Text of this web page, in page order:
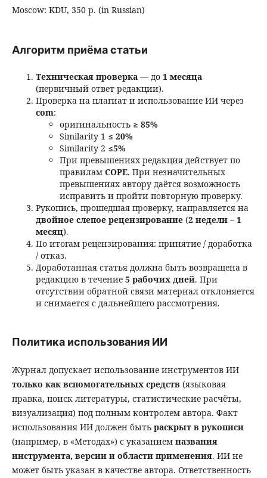
Moscow: KDU, 350 p. (in Russian)
Алгоритм приёма статьи
Техническая проверка— до 1 месяца
(первичный ответ редакции).
Проверка на плагиат и использование ИИ через
com:
оригинальность ≥ 85%
Similarity 1 ≤ 20%
Similarity 2 ≤5%
При превышениях редакция действует по
правилам COPE. При незначительных
превышениях автору даётся возможность
исправить и пройти повторную проверку.
Рукопись, прошедшая проверку, направляется на
двойное слепое рецензирование(2 недели – 1
месяц).
По итогам рецензирования: принятие / доработка
/ отказ.
Доработанная статья должна быть возвращена в
редакцию в течение 5 рабочих дней. При
отсутствии обратной связи материал отклоняется
и снимается с дальнейшего рассмотрения.
Политика использования ИИ
Журнал допускает использование инструментов ИИ
только как вспомогательных средств (языковая
правка, поиск литературы, статистические расчёты,
визуализация) под полным контролем автора. Факт
использования ИИ должен быть раскрыт в рукописи
(например, в «Методах») с указанием названия
инструмента, версии и области применения. ИИ не
может быть указан в качестве автора. Ответственность